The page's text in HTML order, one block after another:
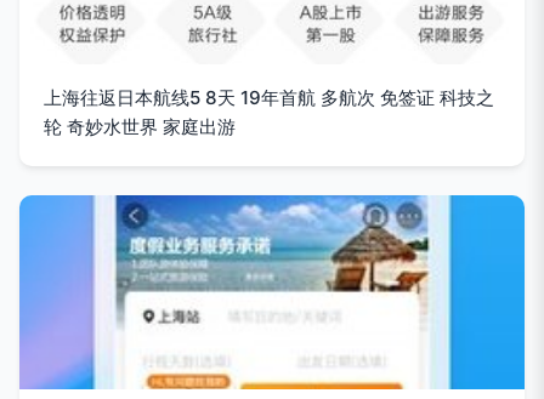
上海往返日本航线5 8天 19年首航 多航次 免签证 科技之
轮 奇妙水世界 家庭出游